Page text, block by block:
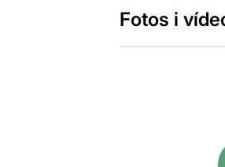
Fotos i